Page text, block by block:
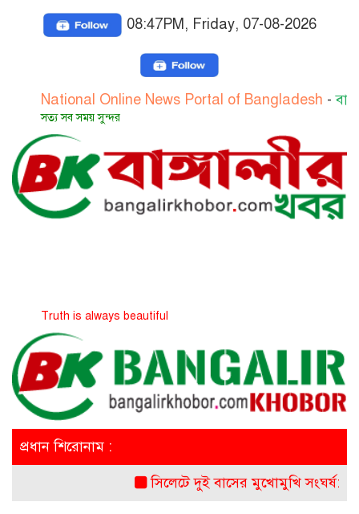
08:47PM, Friday, 07-08-2026
Online News Portal of Bangladesh-বাংলাদেশের
সব সময় সুন্দর
is always beautiful
প্রধান শিরোনাম :
সিলেটে দুই বাসের মুখোমুখি সংঘর্ষ: নিহত ৭